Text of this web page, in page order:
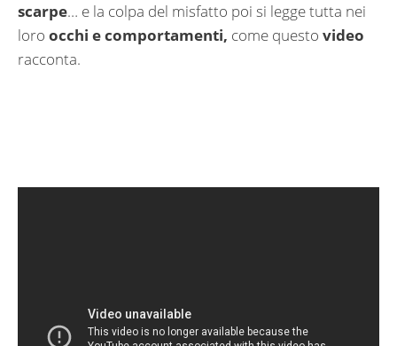
scarpe… e la colpa del misfatto poi si legge tutta nei
loro occhi e comportamenti, come questo video
racconta.